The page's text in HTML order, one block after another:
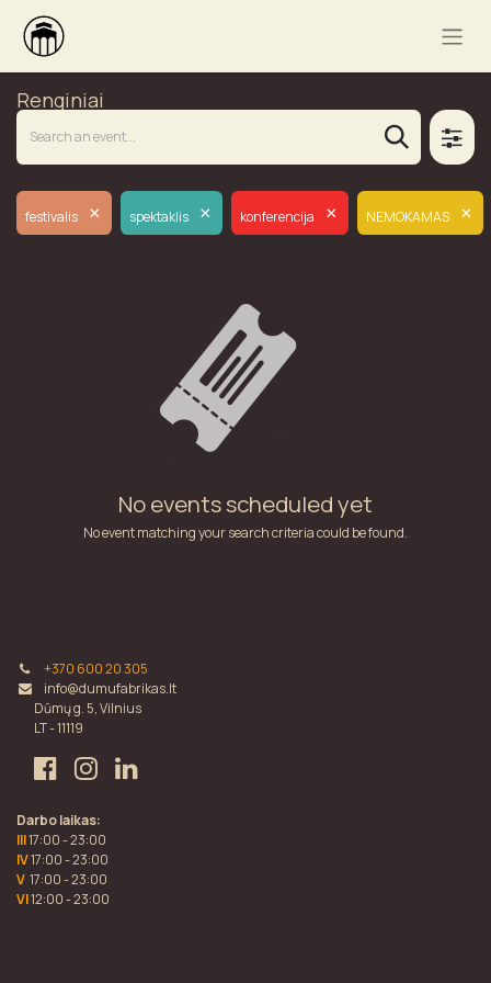
Renginiai
festivalis × spektaklis × konferencija × NEMOKAMAS ×
No events scheduled yet
No event matching your search criteria could be found.
+370 600 20 305
info@dumufabrikas.lt
Dūmų g. 5, Vilnius
LT - 11119
Darbo laikas:
III17:00 - 23:00
IV17:00 - 23:00
V 17:00 - 23:00
VI12:00 - 23:00